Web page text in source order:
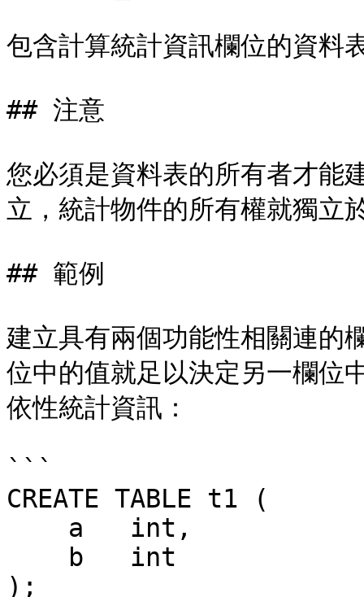
包含計算統計資訊欄位的資料
## 注意
您必須是資料表的所有者才能
立，統計物件的所有權就獨立
## 範例
建立具有兩個功能性相關連
位中的值就足以決定另一欄位
依性統計資訊：
```
CREATE TABLE t1 (
);